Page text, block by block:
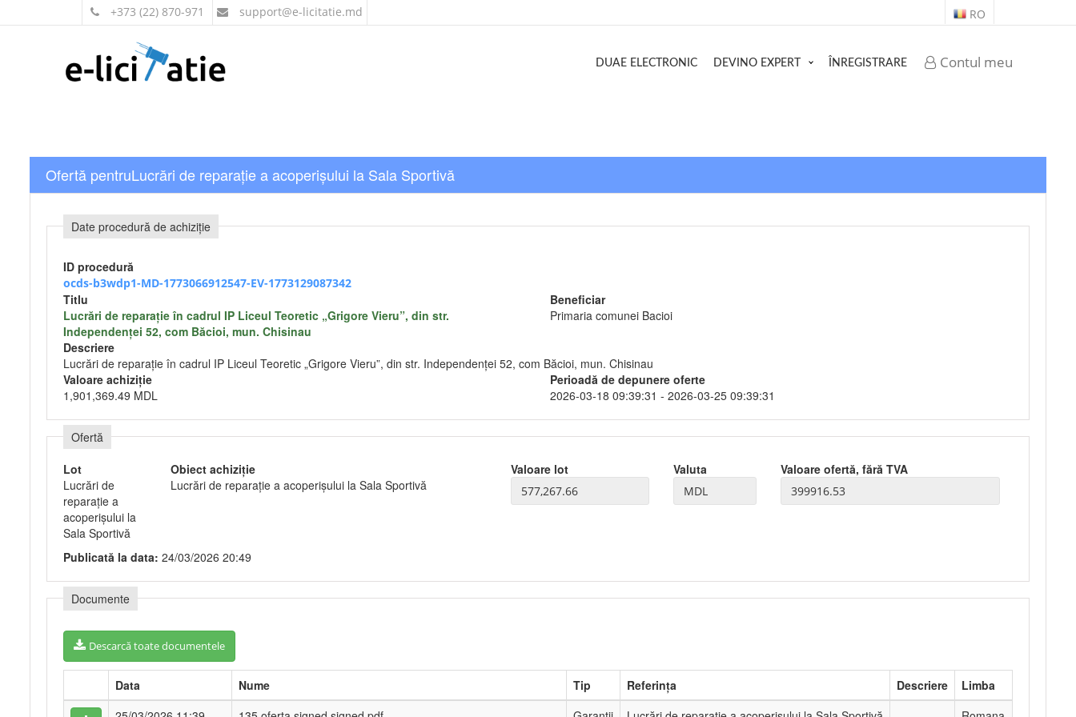
+373 (22) 870-971 support@e-licitatie.md RO
Contul meu
DUAE ELECTRONIC DEVINO EXPERT ÎNREGISTRARE
Ofertă pentruLucrări de reparație a acoperișului la Sala Sportivă
Date procedură de achiziție
ID procedură
ocds-b3wdp1-MD-1773066912547-EV-1773129087342
Titlu
Lucrări de reparație în cadrul IP Liceul Teoretic „Grigore Vieru”, din str.
Independenței 52, com Băcioi, mun. Chisinau
Beneficiar
Primaria comunei Bacioi
Descriere
Lucrări de reparație în cadrul IP Liceul Teoretic „Grigore Vieru”, din str. Independenței 52, com Băcioi, mun. Chisinau
Valoare achiziție
1,901,369.49 MDL
Perioadă de depunere oferte
2026-03-18 09:39:31 - 2026-03-25 09:39:31
Ofertă
Lot
Obiect achiziție Valoare lot Valuta
Valoare ofertă, fără TVA
Lucrări de
reparație a
acoperișului la
Sala Sportivă
Lucrări de reparație a acoperișului la Sala Sportivă
Publicată la data: 24/03/2026 20:49
Documente
Descarcă toate documentele
Data Nume Tip Referința Descriere
Limba